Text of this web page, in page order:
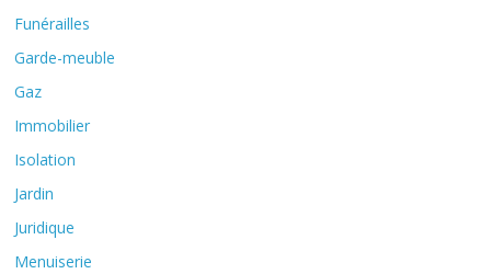
Funérailles
Garde-meuble
Gaz
Immobilier
Isolation
Jardin
Juridique
Menuiserie